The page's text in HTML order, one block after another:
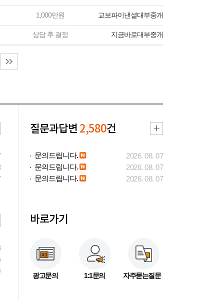
1,000만원 교보파이낸셜대부중개
상담 후 결정 지금바로대부중개
질문과답변 2,580건
문의드립니다.
2026. 08. 07
문의드립니다.
2026. 08. 07
문의드립니다.
2026. 08. 07
바로가기
광고문의 1:1문의 자주묻는질문